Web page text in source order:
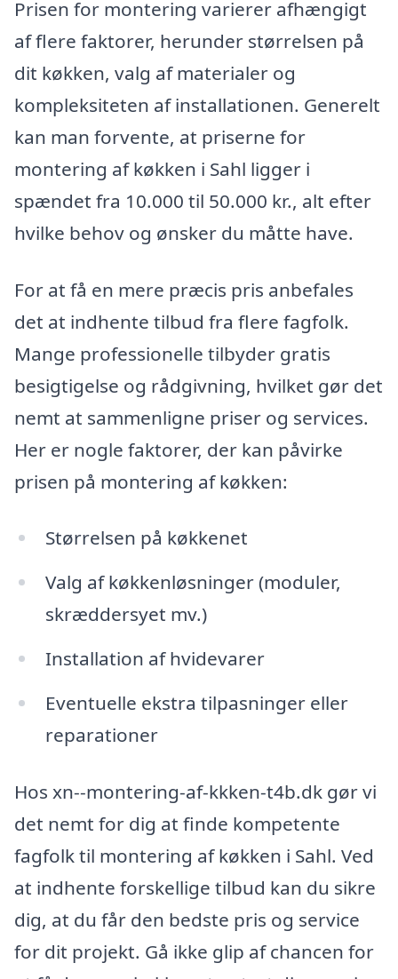
Prisen for montering varierer afhængigt
af flere faktorer, herunder størrelsen på
dit køkken, valg af materialer og
kompleksiteten af installationen. Generelt
kan man forvente, at priserne for
montering af køkken i Sahl ligger i
spændet fra 10.000 til 50.000 kr., alt efter
hvilke behov og ønsker du måtte have.
For at få en mere præcis pris anbefales
det at indhente tilbud fra flere fagfolk.
Mange professionelle tilbyder gratis
besigtigelse og rådgivning, hvilket gør det
nemt at sammenligne priser og services.
Her er nogle faktorer, der kan påvirke
prisen på montering af køkken:
Størrelsen på køkkenet
Valg af køkkenløsninger (moduler,
skræddersyet mv.)
Installation af hvidevarer
Eventuelle ekstra tilpasninger eller
reparationer
Hos xn--montering-af-kkken-t4b.dk gør vi
det nemt for dig at finde kompetente
fagfolk til montering af køkken i Sahl. Ved
at indhente forskellige tilbud kan du sikre
dig, at du får den bedste pris og service
for dit projekt. Gå ikke glip af chancen for